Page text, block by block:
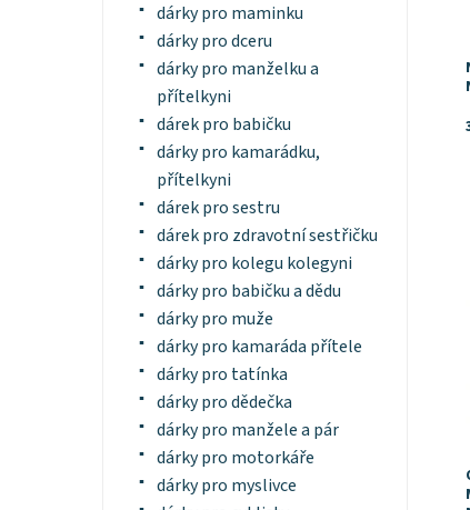
dárky pro maminku
dárky pro dceru
dárky pro manželku a
přítelkyni
dárek pro babičku
dárky pro kamarádku,
přítelkyni
dárek pro sestru
dárek pro zdravotní sestřičku
dárky pro kolegu kolegyni
dárky pro babičku a dědu
dárky pro muže
dárky pro kamaráda přítele
dárky pro tatínka
dárky pro dědečka
dárky pro manžele a pár
dárky pro motorkáře
dárky pro myslivce